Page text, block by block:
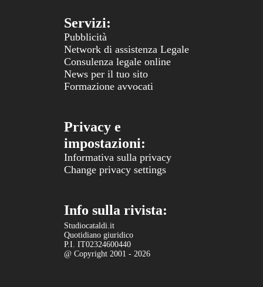
Servizi:
Pubblicità
Network di assistenza Legale
Consulenza legale online
News per il tuo sito
Formazione avvocati
Privacy e
impostazioni:
Informativa sulla privacy
Change privacy settings
Info sulla rivista:
Studiocataldi.it
Quotidiano giuridico
P.I. IT02324600440
@ Copyright 2001 - 2026